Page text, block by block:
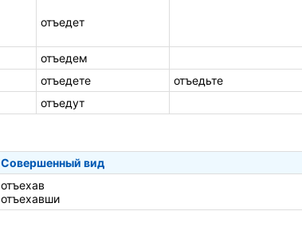
отъедет
отъедем
отъедете
отъедьте
отъедут
Совершенный вид
отъехав
отъехавши